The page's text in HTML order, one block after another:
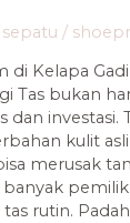
sepatu /
di Kelapa
Tas bukan
dan investasi.
kulit
merusak
banyak
rutin.